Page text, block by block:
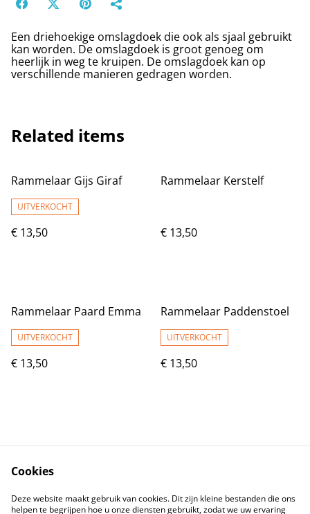
Een driehoekige omslagdoek die ook als sjaal gebruikt
kan worden. De omslagdoek is groot genoeg om
heerlijk in weg te kruipen. De omslagdoek kan op
verschillende manieren gedragen worden.
Related items
Rammelaar Gijs Giraf
UITVERKOCHT
€ 13,50
Rammelaar Kerstelf
€ 13,50
Rammelaar Paard Emma
UITVERKOCHT
€ 13,50
Rammelaar Paddenstoel
UITVERKOCHT
€ 13,50
Contact
Voorwaarden
Privacybeleid
Cookiebeleid
Cookies
Deze website maakt gebruik van cookies. Dit zijn kleine bestanden die ons
helpen te begrijpen hoe u onze diensten gebruikt, zodat we uw ervaring